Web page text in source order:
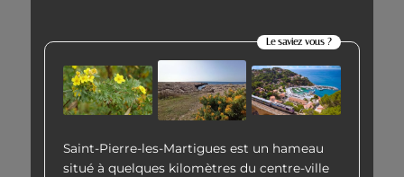
Le saviez vous ?
Saint-Pierre-les-Martigues est un hameau
situé à quelques kilomètres du centre-ville